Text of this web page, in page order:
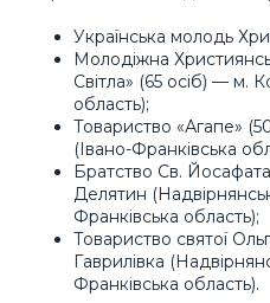
Українська молодь
Молодіжна
Світла» (65 осіб) — м.
область);
Товариство «Агапе»
(Івано-Франківська
Братство Св.
Делятин
Франківська область);
Товариство святої
Гаврилівка
Франківська область).